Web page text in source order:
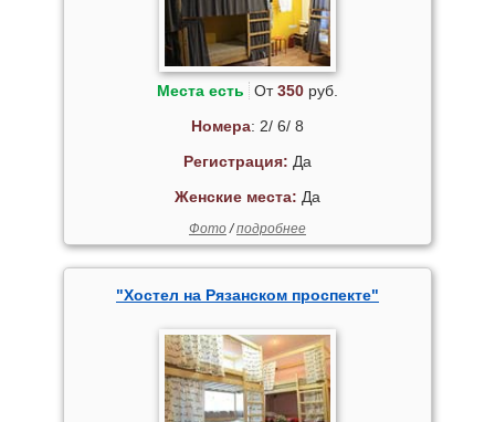
Места есть От350руб.
Номера: 2/ 6/ 8
Регистрация: Да
Женские места: Да
Фото/подробнее
"Хостел на Рязанском проспекте"